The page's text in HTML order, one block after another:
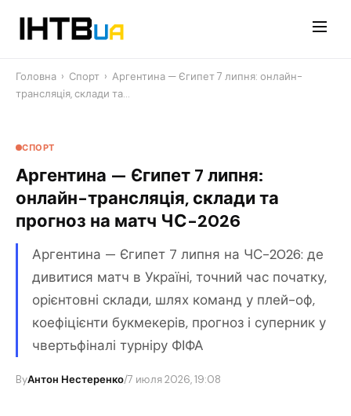
Головна › Спорт › Аргентина — Єгипет 7 липня: онлайн-
трансляція, склади та…
СПОРТ
Аргентина — Єгипет 7 липня:
онлайн-трансляція, склади та
прогноз на матч ЧС-2026
Аргентина — Єгипет 7 липня на ЧС-2026: де
дивитися матч в Україні, точний час початку,
орієнтовні склади, шлях команд у плей-оф,
коефіцієнти букмекерів, прогноз і суперник у
чвертьфіналі турніру ФІФА
ByАнтон Нестеренко/7 июля 2026, 19:08